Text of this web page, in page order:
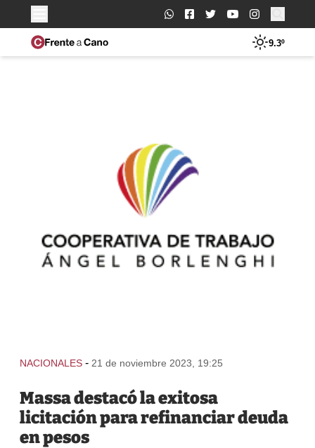
Buscar:
9.3º
NACIONALES - 21 de noviembre 2023, 19:25
Massa destacó la exitosa
licitación para refinanciar deuda
en pesos